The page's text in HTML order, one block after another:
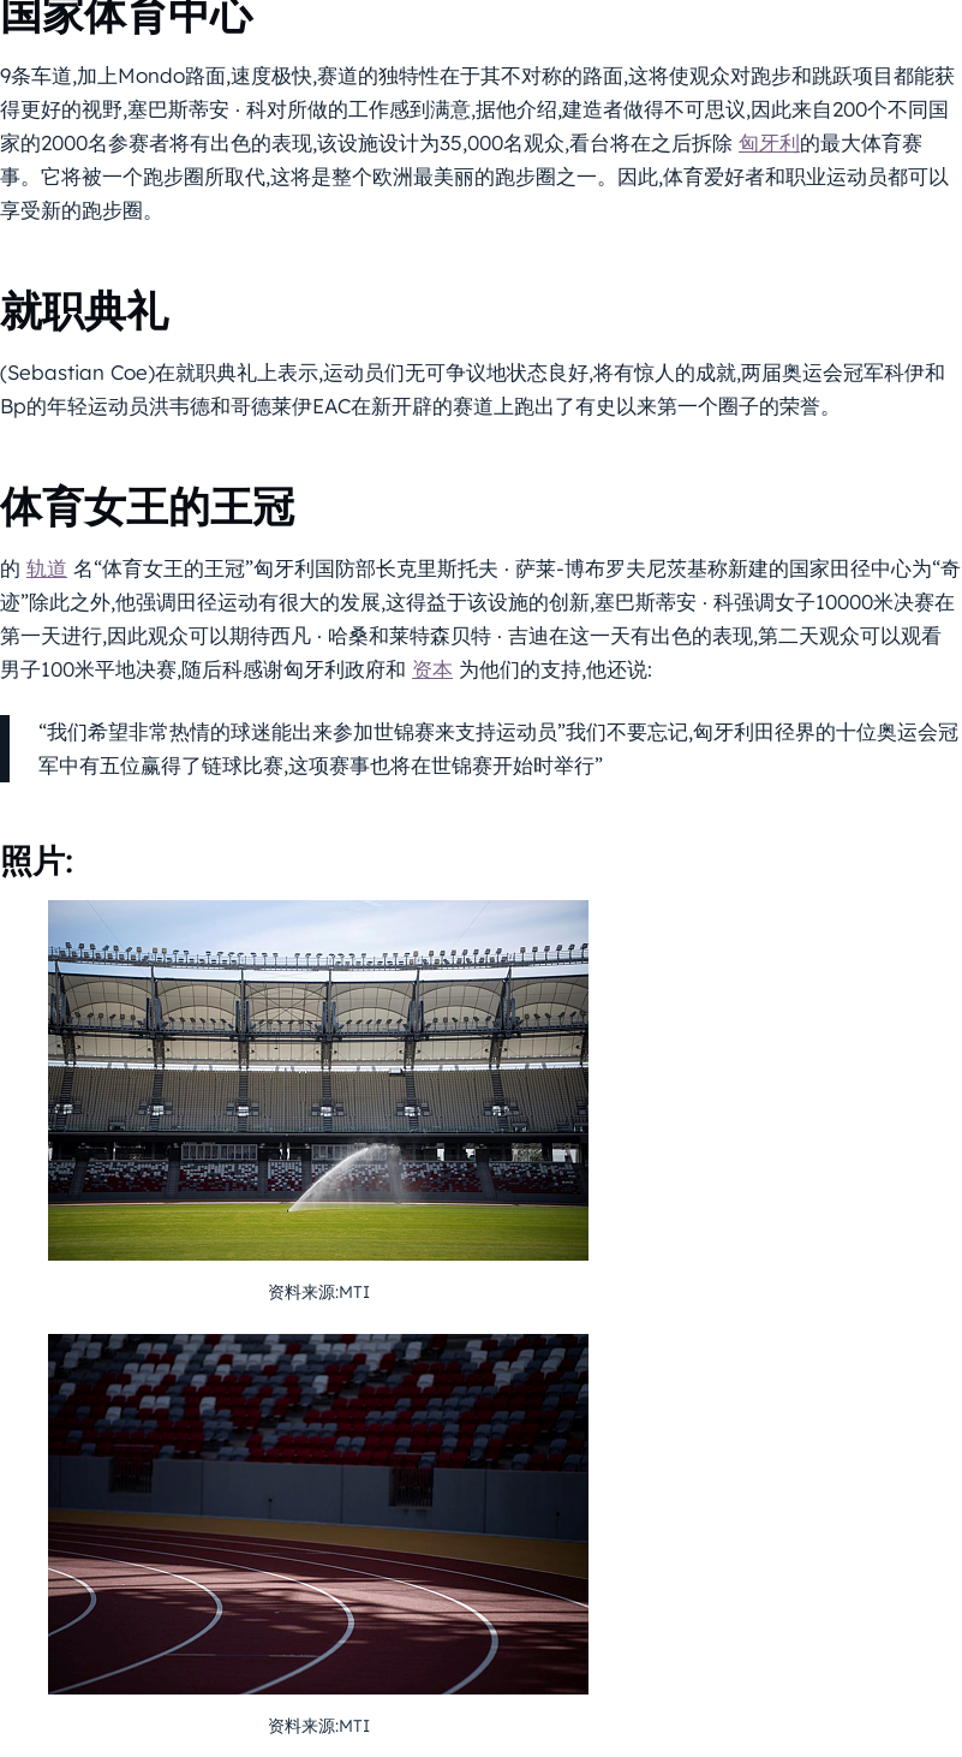
国家体育中心
9条车道,加上Mondo路面,速度极快,赛道的独特性在于其不对称的路面,这将使观众对跑步和跳跃项目都能获
得更好的视野,塞巴斯蒂安 · 科对所做的工作感到满意,据他介绍,建造者做得不可思议,因此来自200个不同国
家的2000名参赛者将有出色的表现,该设施设计为35,000名观众,看台将在之后拆除 匈牙利的最大体育赛
事。它将被一个跑步圈所取代,这将是整个欧洲最美丽的跑步圈之一。因此,体育爱好者和职业运动员都可以
享受新的跑步圈。
就职典礼
(Sebastian Coe)在就职典礼上表示,运动员们无可争议地状态良好,将有惊人的成就,两届奥运会冠军科伊和
Bp的年轻运动员洪韦德和哥德莱伊EAC在新开辟的赛道上跑出了有史以来第一个圈子的荣誉。
体育女王的王冠
的 轨道 名“体育女王的王冠”匈牙利国防部长克里斯托夫 · 萨莱-博布罗夫尼茨基称新建的国家田径中心为“奇
迹”除此之外,他强调田径运动有很大的发展,这得益于该设施的创新,塞巴斯蒂安 · 科强调女子10000米决赛在
第一天进行,因此观众可以期待西凡 · 哈桑和莱特森贝特 · 吉迪在这一天有出色的表现,第二天观众可以观看
男子100米平地决赛,随后科感谢匈牙利政府和 资本 为他们的支持,他还说:
“我们希望非常热情的球迷能出来参加世锦赛来支持运动员”我们不要忘记,匈牙利田径界的十位奥运会冠
军中有五位赢得了链球比赛,这项赛事也将在世锦赛开始时举行”
照片:
资料来源:MTI
资料来源:MTI